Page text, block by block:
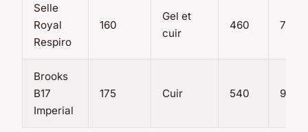
Selle
Royal
Respiro
160
Gel et
cuir
460 70
Brooks
B17
Imperial
175 Cuir 540 90